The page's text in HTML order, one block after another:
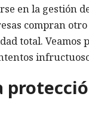
en la gestión
compran
total. Veamos